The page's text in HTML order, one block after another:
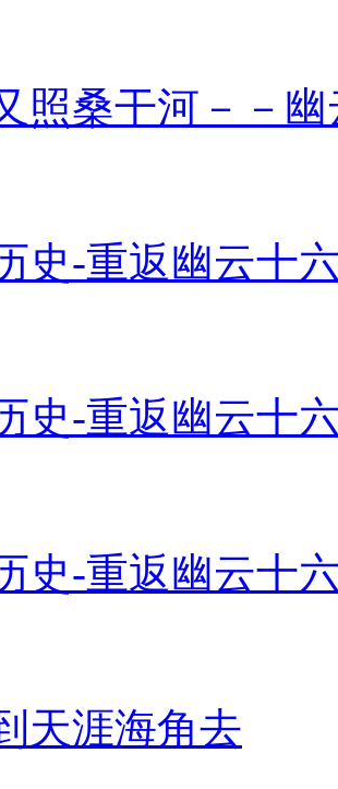
照桑干河－－
史-重返幽云十
史-重返幽云十
史-重返幽云十
天涯海角去